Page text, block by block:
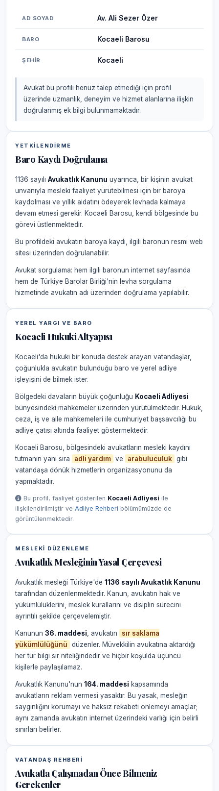
AD SOYAD Av. Ali Sezer Özer
BARO Kocaeli Barosu
ŞEHIR Kocaeli
Avukat bu profili henüz talep etmediği için profil
üzerinde uzmanlık, deneyim ve hizmet alanlarına ilişkin
doğrulanmış ek bilgi bulunmamaktadır.
YETKILENDIRME
Baro Kaydı Doğrulama
1136 sayılı Avukatlık Kanunu uyarınca, bir kişinin avukat
unvanıyla mesleki faaliyet yürütebilmesi için bir baroya
kaydolması ve yıllık aidatını ödeyerek levhada kalmaya
devam etmesi gerekir. Kocaeli Barosu, kendi bölgesinde bu
görevi üstlenmektedir.
Bu profildeki avukatın baroya kaydı, ilgili baronun resmi web
sitesi üzerinden doğrulanabilir.
Avukat sorgulama: hem ilgili baronun internet sayfasında
hem de Türkiye Barolar Birliği'nin levha sorgulama
hizmetinde avukatın adı üzerinden doğrulama yapılabilir.
YEREL YARGI VE BARO
Kocaeli Hukuki Altyapısı
Kocaeli'da hukuki bir konuda destek arayan vatandaşlar,
çoğunlukla avukatın bulunduğu baro ve yerel adliye
işleyişini de bilmek ister.
Bölgedeki davaların büyük çoğunluğu Kocaeli Adliyesi
bünyesindeki mahkemeler üzerinden yürütülmektedir. Hukuk,
ceza, iş ve aile mahkemeleri ile cumhuriyet başsavcılığı bu
adliye çatısı altında faaliyet göstermektedir.
Kocaeli Barosu, bölgesindeki avukatların mesleki kaydını
tutmanın yanı sıra
adli yardım ve arabuluculuk gibi
vatandaşa dönük hizmetlerin organizasyonunu da
yapmaktadır.
Bu profil, faaliyet gösterilen Kocaeli Adliyesi ile
ilişkilendirilmiştir ve Adliye Rehberi bölümümüzde de
görüntülenmektedir.
MESLEKI DÜZENLEME
Avukatlık Mesleğinin Yasal Çerçevesi
Avukatlık mesleği Türkiye'de 1136 sayılı Avukatlık Kanunu
tarafından düzenlenmektedir. Kanun, avukatın hak ve
yükümlülüklerini, meslek kurallarını ve disiplin sürecini
ayrıntılı şekilde çerçevelemiştir.
Kanunun 36. maddesi , avukatın
sır saklama
yükümlülüğünü
düzenler. Müvekkilin avukatına aktardığı
her tür bilgi sır niteliğindedir ve hiçbir koşulda üçüncü
kişilerle paylaşılamaz.
Avukatlık Kanunu'nun 164. maddesi kapsamında
avukatların reklam vermesi yasaktır. Bu yasak, mesleğin
saygınlığını korumayı ve haksız rekabeti önlemeyi amaçlar;
aynı zamanda avukatın internet üzerindeki varlığı için belirli
sınırları belirler.
VATANDAŞ REHBERI
Avukatla Çalışmadan Önce Bilmeniz
Gerekenler